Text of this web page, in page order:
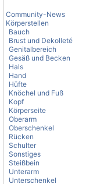
Community-News
Körperstellen
Bauch
Brust und Dekolleté
Genitalbereich
Gesäß und Becken
Hals
Hand
Hüfte
Knöchel und Fuß
Kopf
Körperseite
Oberarm
Oberschenkel
Rücken
Schulter
Sonstiges
Steißbein
Unterarm
Unterschenkel